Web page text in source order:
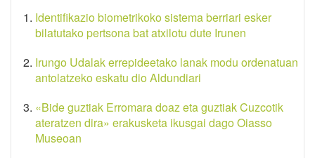
Identifikazio biometrikoko sistema berriari esker
bilatutako pertsona bat atxilotu dute Irunen
Irungo Udalak errepideetako lanak modu ordenatuan
antolatzeko eskatu dio Aldundiari
«Bide guztiak Erromara doaz eta guztiak Cuzcotik
ateratzen dira» erakusketa ikusgai dago Oiasso
Museoan